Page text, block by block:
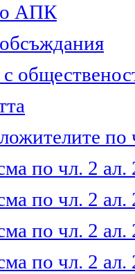
АПК
по
по чл. 2 ал.
по чл. 2 ал.
по чл. 2 ал.
по чл. 2 ал.